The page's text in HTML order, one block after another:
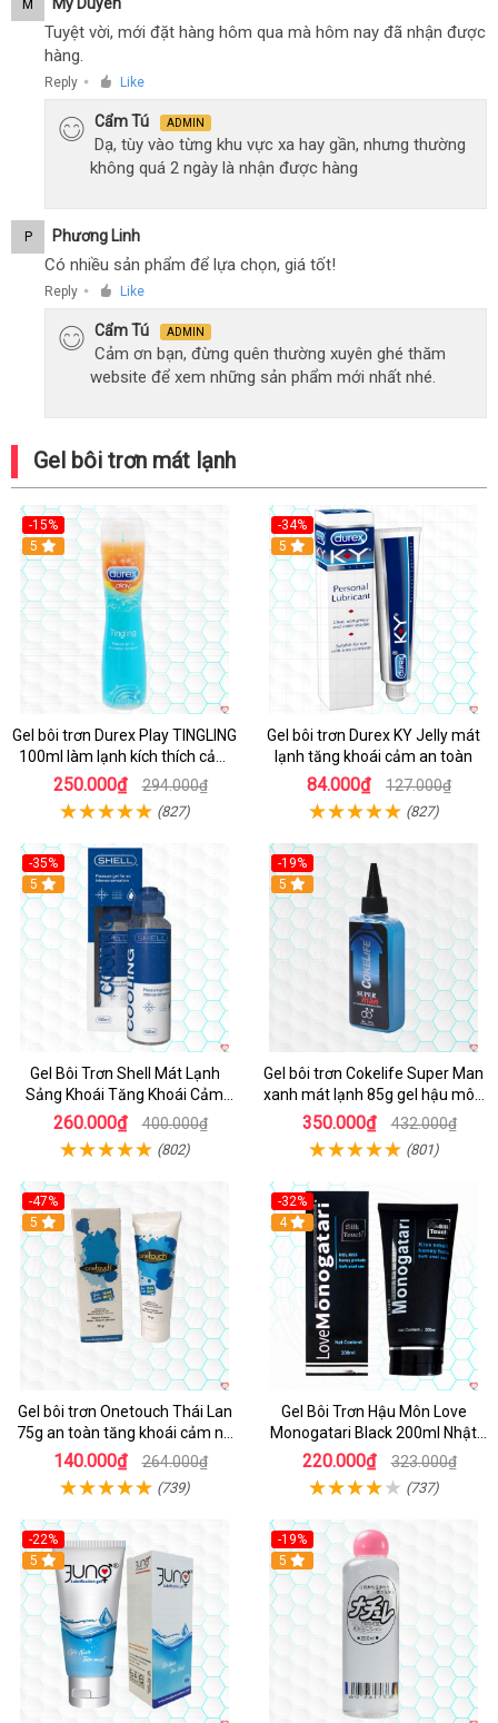
M
Tuyệt vời, mới đặt hàng hôm qua mà hôm nay đã nhận được
hàng.
Reply ● Like
Cẩm Tú ADMIN
Dạ, tùy vào từng khu vực xa hay gần, nhưng thường
không quá 2 ngày là nhận được hàng
P Phương Linh
Có nhiều sản phẩm để lựa chọn, giá tốt!
Reply ● Like
Cẩm Tú ADMIN
Cảm ơn bạn, đừng quên thường xuyên ghé thăm
website để xem những sản phẩm mới nhất nhé.
Gel bôi trơn mát lạnh
-15%
5
Gel bôi trơn Durex Play TINGLING
100ml làm lạnh kích thích cảm
xúc
250.000₫ 294.000₫
(827)
-34%
5
Gel bôi trơn Durex KY Jelly mát
lạnh tăng khoái cảm an toàn
84.000₫ 127.000₫
(827)
-35%
5
Gel Bôi Trơn Shell Mát Lạnh
Sảng Khoái Tăng Khoái Cảm
100ml
260.000₫ 400.000₫
(802)
-19%
5
Gel bôi trơn Cokelife Super Man
xanh mát lạnh 85g gel hậu môn
cho gay
350.000₫ 432.000₫
(801)
-47%
5
Gel bôi trơn Onetouch Thái Lan
75g an toàn tăng khoái cảm nữ
giới
140.000₫ 264.000₫
(739)
-32%
4
Gel Bôi Trơn Hậu Môn Love
Monogatari Black 200ml Nhật
Bản An Toàn
220.000₫ 323.000₫
(737)
-22%
5
-19%
5